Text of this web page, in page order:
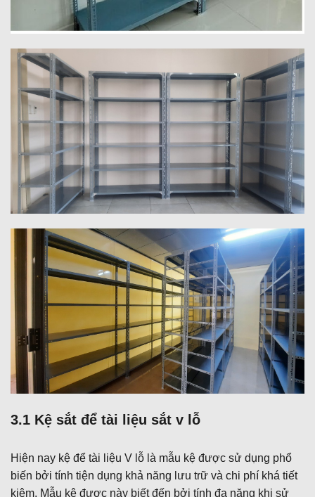
3.1 Kệ sắt để tài liệu sắt v lỗ
Hiện nay kệ để tài liệu V lỗ là mẫu kệ được sử dụng phổ
biến bởi tính tiện dụng khả năng lưu trữ và chi phí khá tiết
kiệm. Mẫu kệ được này biết đến bởi tính đa năng khi sử